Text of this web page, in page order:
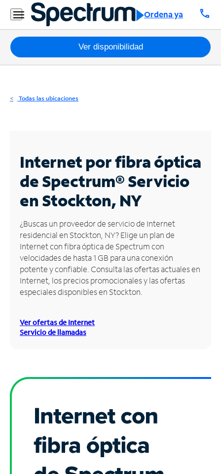
Ordena ya call
Residencial
Business
Paquetes
Internet
Business
Contáctanos
Inglés
Administrar
cuenta
Encuentra
una
tienda
Ver disponibilidad
Todas las ubicaciones
Internet por fibra óptica
de Spectrum®Servicio
en Stockton, NY
¿Buscas un proveedor de servicio de Internet
residencial en Stockton, NY? Elige un plan de
Internet con fibra óptica de Spectrum con
velocidades de hasta 1 GB para una conexión
potente y confiable. Consulta las ofertas actuales en
Internet, los precios promocionales y las ofertas
especiales disponibles en Stockton.
Ver ofertas de Internet
Servicio de llamadas